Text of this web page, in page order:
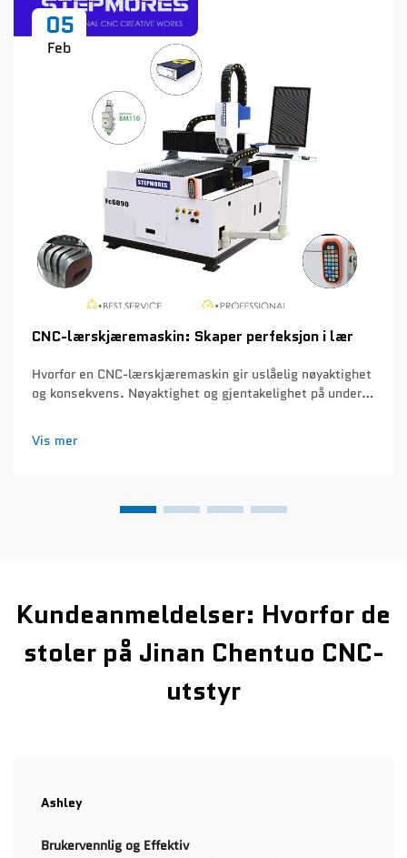
05
Feb
CNC-lærskjæremaskin: Skaper perfeksjon i lær
Hvorfor en CNC-lærskjæremaskin gir uslåelig nøyaktighet
og konsekvens. Nøyaktighet og gjentakelighet på under
kan oppnå en nøyaktighet på ca. 0,1 mm hver gang de
skjærer gjennom produksjonsløp...
Vis mer
Kundeanmeldelser: Hvorfor de
stoler på Jinan Chentuo CNC-
utstyr
Ashley
Brukervennlig og Effektiv